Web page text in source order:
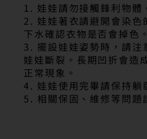
1. 娃娃請勿接觸鋒利物體
2. 娃娃著衣請避開會染色
下水確認衣物是否會掉色。
3. 擺設娃娃姿勢時，請注
娃娃斷裂。長期凹折會造
正常現象。
4. 娃娃使用完畢請保持躺
5. 相關保固、維修等問題